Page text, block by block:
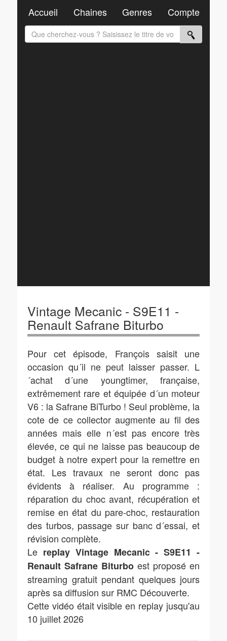
Vintage Mecanic - S9E11 -
Renault Safrane Biturbo
Pour cet épisode, François saisit une
occasion qu´il ne peut laisser passer. L
´achat d´une youngtimer, française,
extrêmement rare et équipée d´un moteur
V6 : la Safrane BiTurbo ! Seul problème, la
cote de ce collector augmente au fil des
années mais elle n´est pas encore très
élevée, ce qui ne laisse pas beaucoup de
budget à notre expert pour la remettre en
état. Les travaux ne seront donc pas
évidents à réaliser. Au programme :
réparation du choc avant, récupération et
remise en état du pare-choc, restauration
des turbos, passage sur banc d´essai, et
révision complète.
Le replay Vintage Mecanic - S9E11 -
Renault Safrane Biturbo est proposé en
streaming gratuit pendant quelques jours
après sa diffusion sur RMC Découverte.
Cette vidéo était visible en replay jusqu'au
10 juillet 2026
Accueil Chaines Genres Compte